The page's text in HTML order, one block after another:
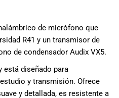
en
está
para
a
el
o
de micrófono que
R41 y un transmisor de
de condensador Audix VX5.
está diseñado para
y transmisión. Ofrece
y detallada, es resistente a